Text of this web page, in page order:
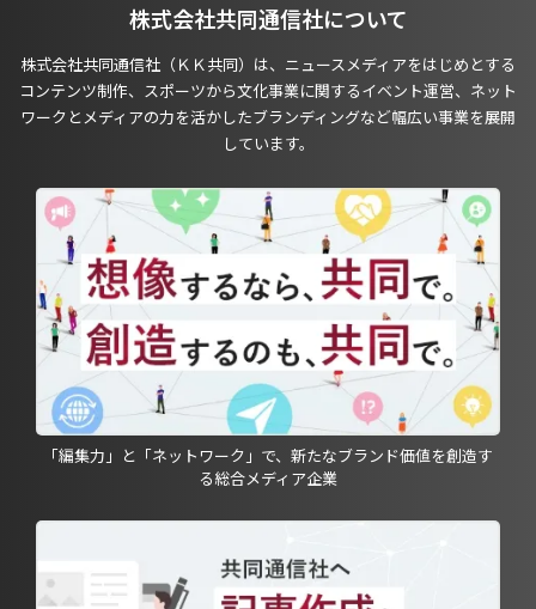
株式会社共同通信社について
株式会社共同通信社（ＫＫ共同）は、ニュースメディアをはじめとする
コンテンツ制作、スポーツから文化事業に関するイベント運営、ネット
ワークとメディアの力を活かしたブランディングなど幅広い事業を展開
しています。
「編集力」と「ネットワーク」で、新たなブランド価値を創造す
る総合メディア企業